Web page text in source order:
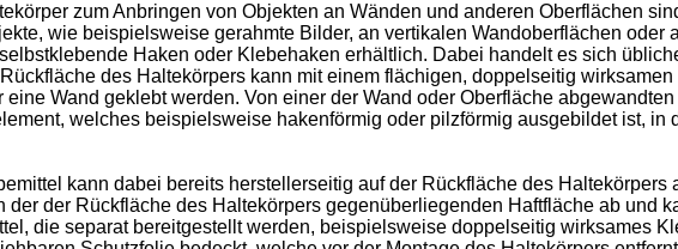
zum Anbringen von Objekten an Wänden und anderen Oberflächen
wie beispielsweise gerahmte Bilder, an vertikalen Wandoberflächen
Haken oder Klebehaken erhältlich. Dabei handelt es sich
des Haltekörpers kann mit einem flächigen, doppelseitig
Wand geklebt werden. Von einer der Wand oder Oberfläche
welches beispielsweise hakenförmig oder pilzförmig ausgebildet ist, in
kann dabei bereits herstellerseitig auf der Rückfläche des
der der Rückfläche des Haltekörpers gegenüberliegenden Haftfläche ab und
die separat bereitgestellt werden, beispielsweise doppelseitig wirksames